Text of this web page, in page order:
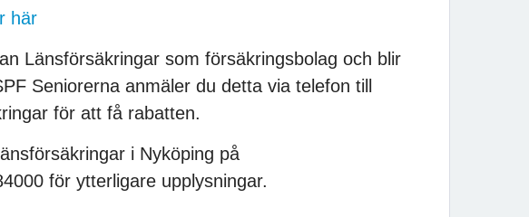
här
Länsförsäkringar som försäkringsbolag och blir
Seniorerna anmäler du detta via telefon till
för att få rabatten.
i Nyköping på
för ytterligare upplysningar.